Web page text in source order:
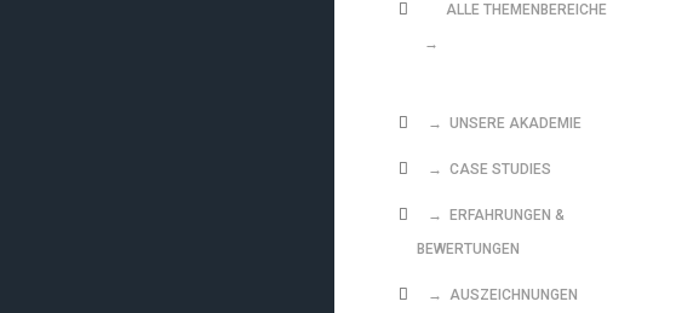
ALLE THEMENBEREICHE
→
→ UNSERE AKADEMIE
→ CASE STUDIES
→ ERFAHRUNGEN &
BEWERTUNGEN
→ AUSZEICHNUNGEN